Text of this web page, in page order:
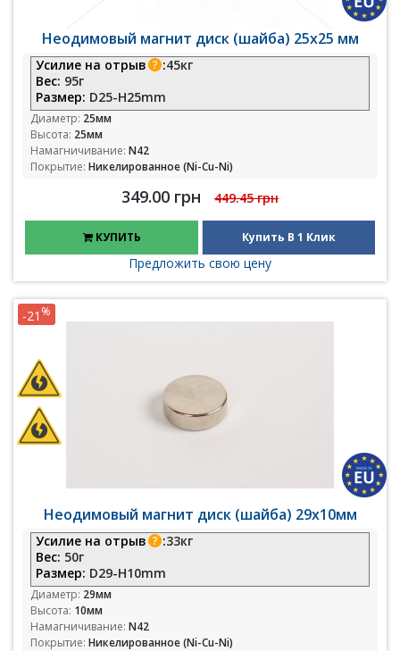
Неодимовый магнит диск (шайба) 25х25 мм
Усилие на отрыв :45кг
Вес: 95г
Размер: D25-H25mm
Диаметр: 25мм
Высота: 25мм
Намагничивание: N42
Покрытие: Никелированное (Ni-Cu-Ni)
349.00 грн 449.45 грн
КУПИТЬ Купить В 1 Клик
Предложить свою цену
Неодимовый магнит диск (шайба) 29х10мм
Усилие на отрыв :33кг
Вес: 50г
Размер: D29-H10mm
Диаметр: 29мм
Высота: 10мм
Намагничивание: N42
Покрытие: Никелированное (Ni-Cu-Ni)
-21 %